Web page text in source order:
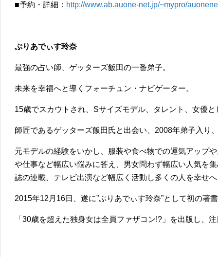
■予約・詳細： http://www.ab.auone-net.jp/~mypro/
ぷりあでぃす玲奈
最強の占い師、ゲッターズ飯田の一番弟子。
未来を幸福へと導くフォーチュン・ナビゲーター。
15歳でスカウトされ、Sサイズモデル、タレント、女優と
師匠であるゲッターズ飯田氏と出会い、2008年弟子入り
元モデルの経験をいかし、服装や食べ物での運気アップ
や仕事など幅広い悩みに答え、男女問わず幅広い人気を
誌の連載、テレビ出演など幅広く活動し多くの人を幸せ
2015年12月16日、遂に”ぷりあでぃす玲奈”として初の著
「30歳を超えた独身女は全員ファザコン!?」を出版し、